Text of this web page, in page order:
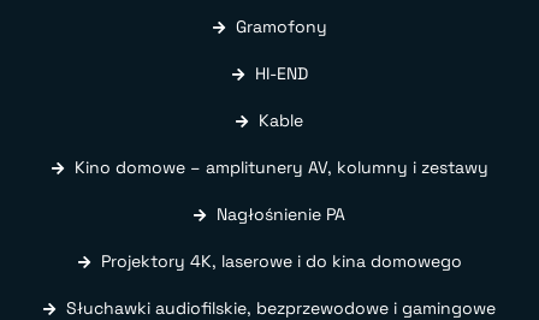
Gramofony
HI-END
Kable
Kino domowe – amplitunery AV, kolumny i zestawy
Nagłośnienie PA
Projektory 4K, laserowe i do kina domowego
Słuchawki audiofilskie, bezprzewodowe i gamingowe